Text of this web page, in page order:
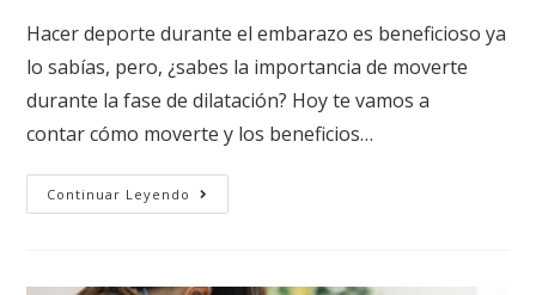
Hacer deporte durante el embarazo es beneficioso ya
lo sabías, pero, ¿sabes la importancia de moverte
durante la fase de dilatación? Hoy te vamos a
contar cómo moverte y los beneficios…
Continuar Leyendo